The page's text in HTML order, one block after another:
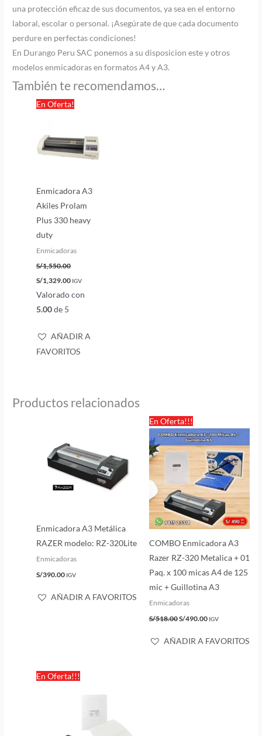
una protección eficaz de sus documentos, ya sea en el entorno
laboral, escolar o personal. ¡Asegúrate de que cada documento
perdure en perfectas condiciones!
En Durango Peru SAC ponemos a su disposicion este y otros
modelos enmicadoras en formatos A4 y A3.
También te recomendamos…
En Oferta!
Enmicadora A3
Akiles Prolam
Plus 330 heavy
duty
Enmicadoras
S/1,550.00
El
precio
S/1,550.00.
S/1,329.00
El
precio
S/1,329.00.
IGV
Valorado con
5.00de 5
AÑADIR A
FAVORITOS
Productos relacionados
Enmicadora A3 Metálica
RAZER modelo: RZ-320Lite
Enmicadoras
S/390.00 IGV
AÑADIR A FAVORITOS
En Oferta!!!
COMBO Enmicadora A3
Razer RZ-320 Metalica + 01
Paq. x 100 micas A4 de 125
mic + Guillotina A3
Enmicadoras
S/518.00
El
precio
original
era:
S/518.00.
S/490.00
precio
actual
es:
S/490.00.
IGV
AÑADIR A FAVORITOS
En Oferta!!!
El
precio
S/430.00.S/370.00.